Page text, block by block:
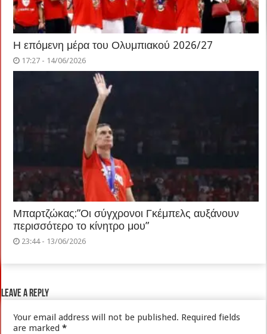
Η επόμενη μέρα του Ολυμπιακού 2026/27
17:27 - 14/06/2026
Μπαρτζώκας:”Οι σύγχρονοι Γκέμπελς αυξάνουν
περισσότερο το κίνητρο μου”
23:44 - 13/06/2026
Leave a Reply
Your email address will not be published. Required fields
are marked*